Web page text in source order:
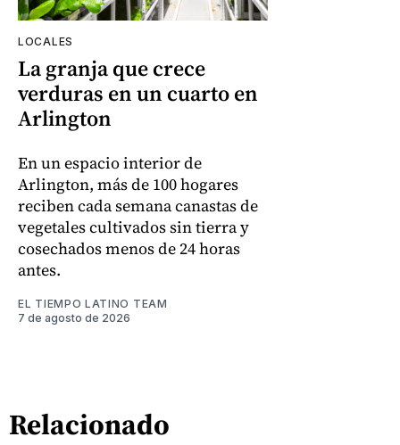
LOCALES
La granja que crece
verduras en un cuarto en
Arlington
En un espacio interior de
Arlington, más de 100 hogares
reciben cada semana canastas de
vegetales cultivados sin tierra y
cosechados menos de 24 horas
antes.
EL TIEMPO LATINO TEAM
7 de agosto de 2026
Relacionado